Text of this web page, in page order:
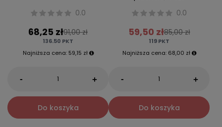
0.0
68,25 zł91,00 zł
136.50 PKT
Najniższa cena: 59,15 zł
- +
Do koszyka
0.0
59,50 zł85,00 zł
119PKT
Najniższa cena: 68,00 zł
- +
Do koszyka